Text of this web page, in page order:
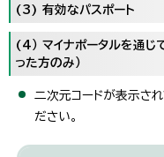
(3) 有効なパスポート
(4） マイナポータルを通じ
った方のみ）
二次元コードが表示さ
ださい。